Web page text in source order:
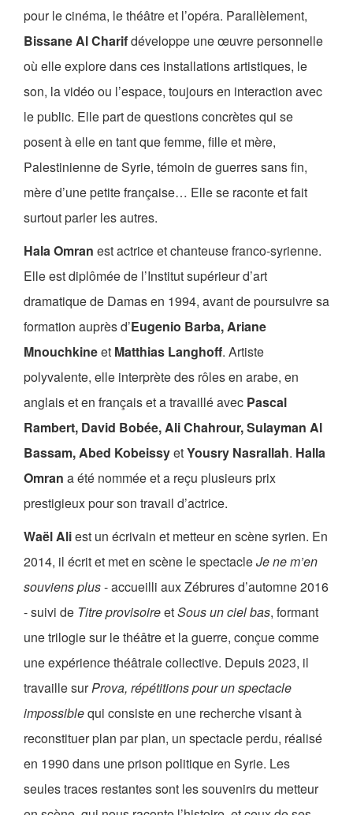
pour le cinéma, le théâtre et l’opéra. Parallèlement,
Bissane Al Charifdéveloppe une œuvre personnelle
où elle explore dans ces installations artistiques, le
son, la vidéo ou l’espace, toujours en interaction avec
le public. Elle part de questions concrètes qui se
posent à elle en tant que femme, fille et mère,
Palestinienne de Syrie, témoin de guerres sans fin,
mère d’une petite française… Elle se raconte et fait
surtout parler les autres.
Hala Omran est actrice et chanteuse franco-syrienne.
Elle est diplômée de l’Institut supérieur d’art
dramatique de Damas en 1994, avant de poursuivre sa
formation auprès d’Eugenio Barba, Ariane
Mnouchkineet Matthias Langhoff. Artiste
polyvalente, elle interprète des rôles en arabe, en
anglais et en français et a travaillé avec Pascal
Rambert, David Bobée, Ali Chahrour, Sulayman Al
Bassam, Abed KobeissyetYousry Nasrallah. Halla
Omran a été nommée et a reçu plusieurs prix
prestigieux pour son travail d’actrice.
Waël Aliest un écrivain et metteur en scène syrien. En
2014, il écrit et met en scène le spectacleJe ne m’en
souviens plus- accueilli aux Zébrures d’automne 2016
- suivi de Titre provisoireetSous un ciel bas, formant
une trilogie sur le théâtre et la guerre, conçue comme
une expérience théâtrale collective. Depuis 2023, il
travaille surProva, répétitions pour un spectacle
impossiblequi consiste en une recherche visant à
reconstituer plan par plan, un spectacle perdu, réalisé
en 1990 dans une prison politique en Syrie. Les
seules traces restantes sont les souvenirs du metteur